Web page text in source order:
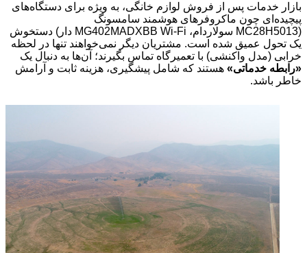
بازار خدمات پس از فروش لوازم خانگی، به ویژه برای دستگاه‌های
پیچیده‌ای چون ماکروفرهای هوشمند سامسونگ
(
MC28H5013 سولاردام، MG402MADXBB Wi-Fi دار) دستخوش
یک تحول عمیق شده است. مشتریان دیگر نمی‌خواهند تنها در لحظه
خرابی (مدل واکنشی) با تعمیرگاه تماس بگیرند؛ آن‌ها به دنبال یک
«رابطه خدماتی» هستند که شامل پیشگیری، هزینه ثابت و آرامش
خاطر باشد.